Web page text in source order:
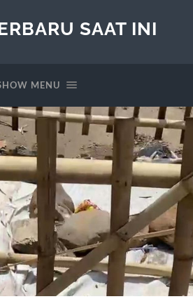
SAAT INI
MENU